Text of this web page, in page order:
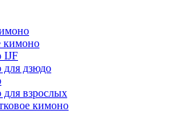
кимоно
IJF
дзюдо
взрослых
кимоно